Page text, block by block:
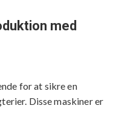
med
for at sikre en
Disse maskiner er